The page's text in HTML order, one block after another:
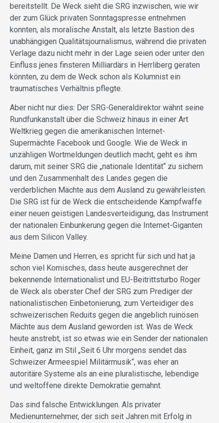
bereitstellt. De Weck sieht die SRG inzwischen, wie wir
der zum Glück privaten Sonntagspresse entnehmen
konnten, als moralische Anstalt, als letzte Bastion des
unabhängigen Qualitätsjournalismus, während die privaten
Verlage dazu nicht mehr in der Lage seien oder unter den
Einfluss jenes finsteren Milliardärs in Herrliberg geraten
könnten, zu dem de Weck schon als Kolumnist ein
traumatisches Verhältnis pflegte.
Aber nicht nur dies: Der SRG-Generaldirektor wähnt seine
Rundfunkanstalt über die Schweiz hinaus in einer Art
Weltkrieg gegen die amerikanischen Internet-
Supermächte Facebook und Google. Wie de Weck in
unzähligen Wortmeldungen deutlich macht, geht es ihm
darum, mit seiner SRG die „nationale Identität“ zu sichern
und den Zusammenhalt des Landes gegen die
verderblichen Mächte aus dem Ausland zu gewährleisten.
Die SRG ist für de Weck die entscheidende Kampfwaffe
einer neuen geistigen Landesverteidigung, das Instrument
der nationalen Einbunkerung gegen die Internet-Giganten
aus dem Silicon Valley.
Meine Damen und Herren, es spricht für sich und hat ja
schon viel Komisches, dass heute ausgerechnet der
bekennende Internationalist und EU-Beitrittsturbo Roger
de Weck als oberster Chef der SRG zum Prediger der
nationalistischen Einbetonierung, zum Verteidiger des
schweizerischen Reduits gegen die angeblich ruinösen
Mächte aus dem Ausland geworden ist. Was de Weck
heute anstrebt, ist so etwas wie ein Sender der nationalen
Einheit, ganz im Stil „Seit 6 Uhr morgens sendet das
Schweizer Armeespiel Militärmusik“, was eher an
autoritäre Systeme als an eine pluralistische, lebendige
und weltoffene direkte Demokratie gemahnt.
Das sind falsche Entwicklungen. Als privater
Medienunternehmer, der sich seit Jahren mit Erfolg in